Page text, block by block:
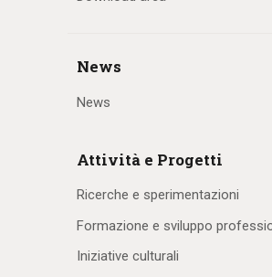
News
News
Attività e Progetti
Ricerche e sperimentazioni
Formazione e sviluppo
Iniziative culturali